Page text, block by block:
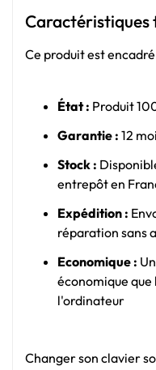
Caractéristiques
Ce produit est
État : Produit
Garantie : 12
Stock :
entrepôt en
Expédition :
réparation sans
Economique :
économique
l'ordinateur
Changer son clavier